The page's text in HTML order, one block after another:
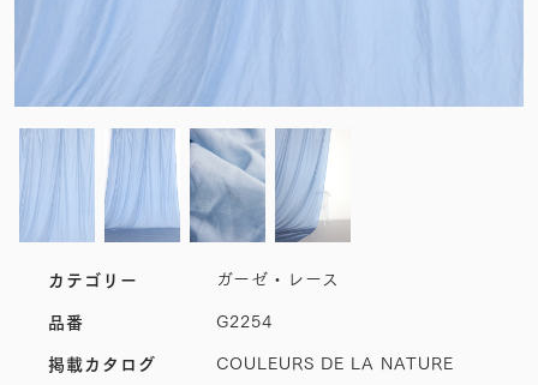
カテゴリー ガーゼ・レース
品番 G2254
掲載カタログ COULEURS DE LA NATURE